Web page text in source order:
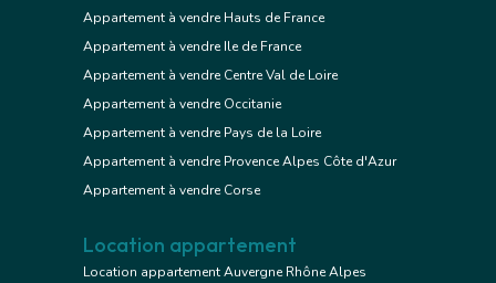
Appartement à vendre Hauts de France
Appartement à vendre Ile de France
Appartement à vendre Centre Val de Loire
Appartement à vendre Occitanie
Appartement à vendre Pays de la Loire
Appartement à vendre Provence Alpes Côte d'Azur
Appartement à vendre Corse
Location appartement
Location appartement Auvergne Rhône Alpes